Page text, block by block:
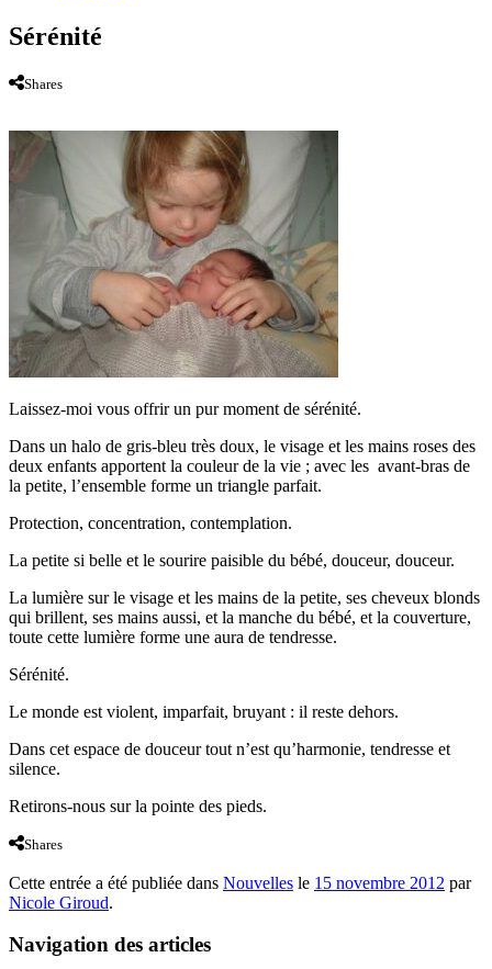
Sérénité
Shares
Laissez-moi vous offrir un pur moment de sérénité.
Dans un halo de gris-bleu très doux, le visage et les mains roses des
deux enfants apportent la couleur de la vie ; avec les avant-bras de
la petite, l’ensemble forme un triangle parfait.
Protection, concentration, contemplation.
La petite si belle et le sourire paisible du bébé, douceur, douceur.
La lumière sur le visage et les mains de la petite, ses cheveux blonds
qui brillent, ses mains aussi, et la manche du bébé, et la couverture,
toute cette lumière forme une aura de tendresse.
Sérénité.
Le monde est violent, imparfait, bruyant : il reste dehors.
Dans cet espace de douceur tout n’est qu’harmonie, tendresse et
silence.
Retirons-nous sur la pointe des pieds.
Shares
Cette entrée a été publiée dans Nouvelles le 15 novembre 2012 par
Nicole Giroud.
Navigation des articles